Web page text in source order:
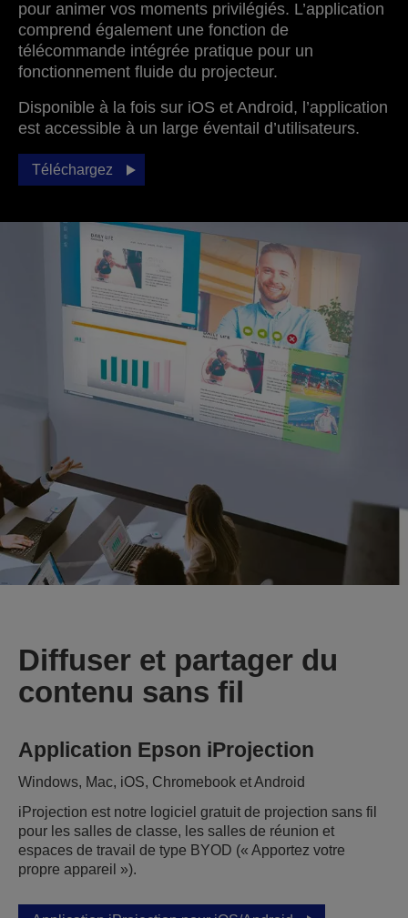
pour animer vos moments privilégiés. L’application
comprend également une fonction de
télécommande intégrée pratique pour un
fonctionnement fluide du projecteur.
Disponible à la fois sur iOS et Android, l’application
est accessible à un large éventail d’utilisateurs.
Téléchargez
Diffuser et partager du
contenu sans fil
Application Epson iProjection
Windows, Mac, iOS, Chromebook et Android
iProjection est notre logiciel gratuit de projection sans fil
pour les salles de classe, les salles de réunion et
espaces de travail de type BYOD (« Apportez votre
propre appareil »).